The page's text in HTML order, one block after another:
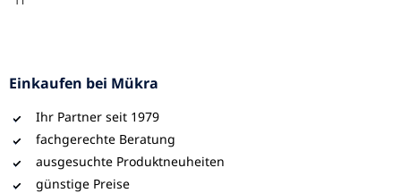
Einkaufen bei Mükra
Ihr Partner seit 1979
fachgerechte Beratung
ausgesuchte Produktneuheiten
günstige Preise